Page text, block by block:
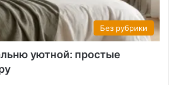
Без рубрики
уютной: простые